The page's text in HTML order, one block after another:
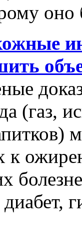
оно
(газ,